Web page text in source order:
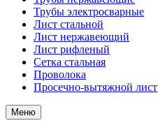
Трубы электросварные
Лист стальной
Лист нержавеющий
Лист рифленый
Сетка стальная
Проволока
Просечно-вытяжной лист
Меню